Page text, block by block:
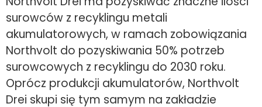
surowców z recyklingu metali
akumulatorowych, w ramach zobowiązania
Northvolt do pozyskiwania 50% potrzeb
surowcowych z recyklingu do 2030 roku.
Oprócz produkcji akumulatorów, Northvolt
Drei skupi się tym samym na zakładzie